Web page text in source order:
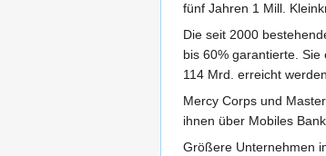
fünf Jahren 1 Mill.
Die seit 2000
bis 60% garantierte.
114 Mrd. erreicht
Mercy Corps und
ihnen über Mobiles
Größere Unternehmen